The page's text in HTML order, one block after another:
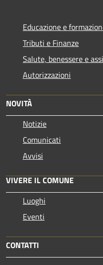
Educazione e
Tributi e Finanze
Salute, benessere e
Autorizzazioni
NOVITÀ
Notizie
Comunicati
Avvisi
VIVERE IL COMUNE
Luoghi
Eventi
CONTATTI